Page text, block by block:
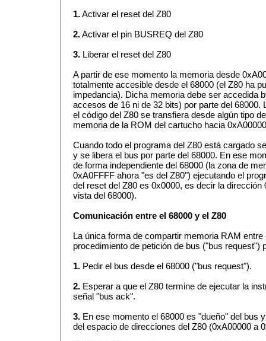
1.Activar el reset del Z80
2.Activar el pin BUSREQ del Z80
3. Liberar el reset del Z80
A partir de ese momento la memoria desde
totalmente accesible desde el 68000 (el Z80 ha
impedancia). Dicha memoria debe ser accedida
accesos de 16 ni de 32 bits) por parte del 68000.
el código del Z80 se transfiera desde algún tipo
memoria de la ROM del cartucho hacia
Cuando todo el programa del Z80 está cargado
y se libera el bus por parte del 68000. En ese
de forma independiente del 68000 (la zona de
0xA0FFFF ahora "es del Z80") ejecutando el
del reset del Z80 es 0x0000, es decir la dirección
vista del 68000).
Comunicación entre el 68000 y el Z80
La única forma de compartir memoria RAM
procedimiento de petición de bus ("bus request")
1. Pedir el bus desde el 68000 ("bus request").
2. Esperar a que el Z80 termine de ejecutar la
señal "bus ack".
3. En ese momento el 68000 es "dueño" del bus
del espacio de direcciones del Z80 (0xA00000 a